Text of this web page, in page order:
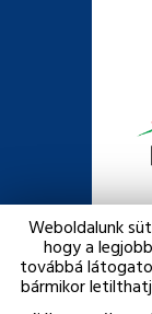
Copyright
Weboldalunk
hogy a
továbbá
bármikor